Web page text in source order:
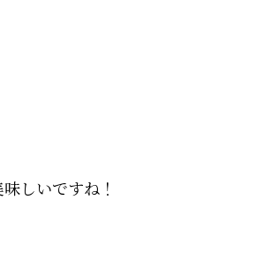
しいですね！